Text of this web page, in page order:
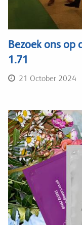
Bezoek ons op
1.71
21 October 2024